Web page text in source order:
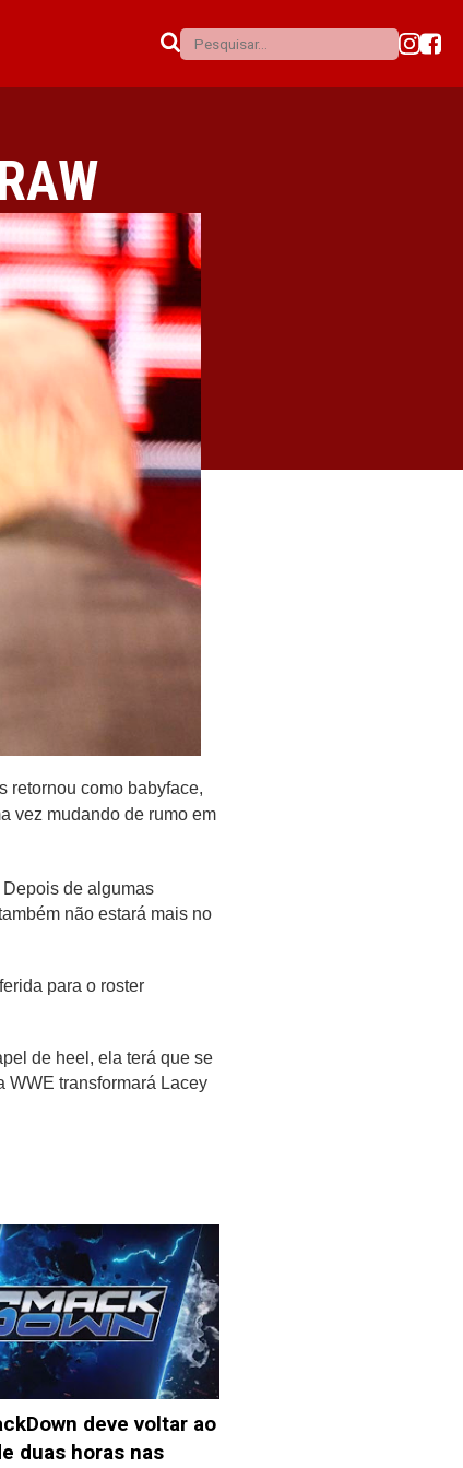
retornou como babyface,
vez mudando de rumo em
de algumas
não estará mais no
para o roster
de heel, ela terá que se
WWE transformará Lacey
deve voltar ao
duas horas nas